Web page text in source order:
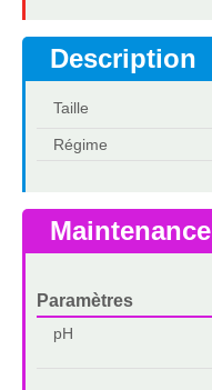
Description
Taille
Régime
Maintenance
Paramètres
pH